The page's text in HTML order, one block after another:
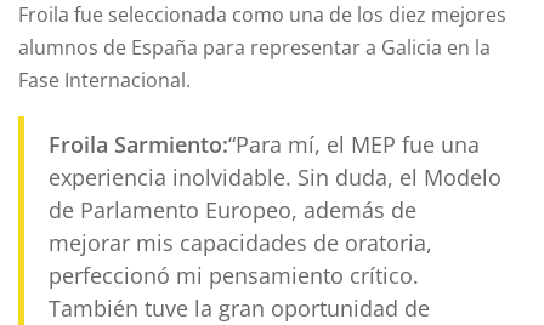
Froila fue seleccionada como una de los diez mejores
alumnos de España para representar a Galicia en la
Fase Internacional.
Froila Sarmiento:“Para mí, el MEP fue una
experiencia inolvidable. Sin duda, el Modelo
de Parlamento Europeo, además de
mejorar mis capacidades de oratoria,
perfeccionó mi pensamiento crítico.
También tuve la gran oportunidad de